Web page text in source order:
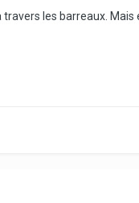
les barreaux.